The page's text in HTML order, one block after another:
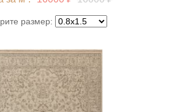
размер: